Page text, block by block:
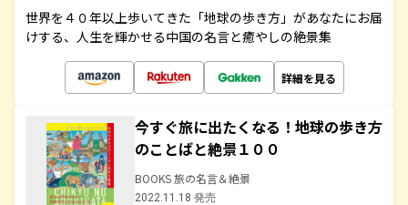
世界を４０年以上歩いてきた「地球の歩き方」があなたにお届
けする、人生を輝かせる中国の名言と癒やしの絶景集
詳細を見る
今すぐ旅に出たくなる！地球の歩き方
のことばと絶景１００
BOOKS 旅の名言＆絶景
2022.11.18 発売